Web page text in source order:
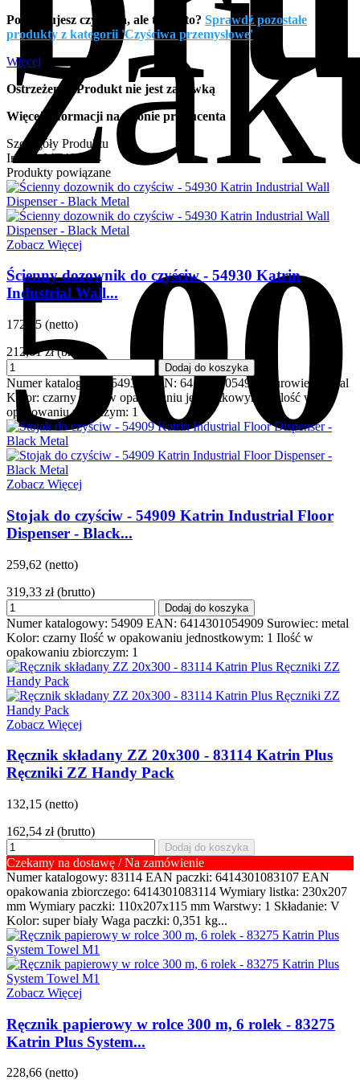
Potrzebujesz czyściwa, ale to nie to? Sprawdź pozostałe
produkty z kategorii 'Czyściwa przemysłowe'
Więcej
Ostrzeżenie: Produkt nie jest zabawką
Więcej informacji na stronie producenta
Szczegóły Produktu
IndeksMT464224
Produkty powiązane
Zobacz Więcej
Ścienny dozownik do czyściw - 54930 Katrin
Industrial Wall...
172,85 (netto)
212,61 zł (brutto)
Dodaj do koszyka
Numer katalogowy: 54930 EAN: 6414301054930 Surowiec: metal
Kolor: czarny Ilość w opakowaniu jednostkowym: 1 Ilość w
opakowaniu zbiorczym: 1
Zobacz Więcej
Stojak do czyściw - 54909 Katrin Industrial Floor
Dispenser - Black...
259,62 (netto)
319,33 zł (brutto)
Dodaj do koszyka
Numer katalogowy: 54909 EAN: 6414301054909 Surowiec: metal
Kolor: czarny Ilość w opakowaniu jednostkowym: 1 Ilość w
opakowaniu zbiorczym: 1
Zobacz Więcej
Ręcznik składany ZZ 20x300 - 83114 Katrin Plus
Ręczniki ZZ Handy Pack
132,15 (netto)
162,54 zł (brutto)
Dodaj do koszyka
Czekamy na dostawę / Na zamówienie
Numer katalogowy: 83114 EAN paczki: 6414301083107 EAN
opakowania zbiorczego: 6414301083114 Wymiary listka: 230x207
mm Wymiary paczki: 110x207x115 mm Warstwy: 1 Składanie: V
Kolor: super biały Waga paczki: 0,351 kg...
Zobacz Więcej
Ręcznik papierowy w rolce 300 m, 6 rolek - 83275
Katrin Plus System...
228,66 (netto)